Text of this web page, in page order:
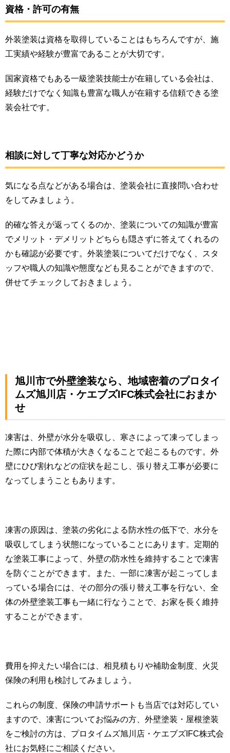
資格・許可の有無
外装塗装は資格を取得していることはもちろんですが、施
工実績や経験が豊富であることが大切です。
国家資格でもある一級塗装技能士が在籍している会社は、
経験だけでなく知識も豊富な職人が在籍する信頼できる塗
装会社です。
相談に対して丁寧な対応かどうか
気になる点などがある場合は、塗装会社に直接問い合わせ
をしてみましょう。
的確な答えが返ってくるのか、塗装についての知識が豊富
でメリット・デメリットどちらも隠さずに答えてくれるの
かも確認が必要です。外装塗装についてだけでなく、スタ
ッフや職人の知識や態度なども見ることができますので、
併せてチェックしておきましょう。
旭川市で外壁塗装なら、地域密着のプロタイ
ムズ旭川店・ケエブズIFC株式会社におまか
せ
凍害は、外壁が水分を吸収し、寒さによって凍ってしまっ
た際に内部で体積が大きくなることで起こるものです。外
壁にひび割れなどの症状を起こし、張り替え工事が必要に
なってしまうこともあります。
凍害の原因は、塗装の劣化による防水性の低下で、水分を
吸収してしまう状態になっていることにあります。定期的
な塗装工事によって、外壁の防水性を維持することで凍害
を防ぐことができます。また、一部に凍害が起こってしま
っている場合には、その部分の張り替え工事を行ない、全
体の外壁塗装工事も一緒に行なうことで、お家を長く維持
することができます。
費用を抑えたい場合には、相見積もりや補助金制度、火災
保険の利用も検討してみましょう。
これらの制度、保険の申請サポートも当店では対応してい
ますので、凍害についてお悩みの方、外壁塗装・屋根塗装
をご検討の方は、プロタイムズ旭川店・ケエブズIFC株式会
社にお気軽にご相談ください。